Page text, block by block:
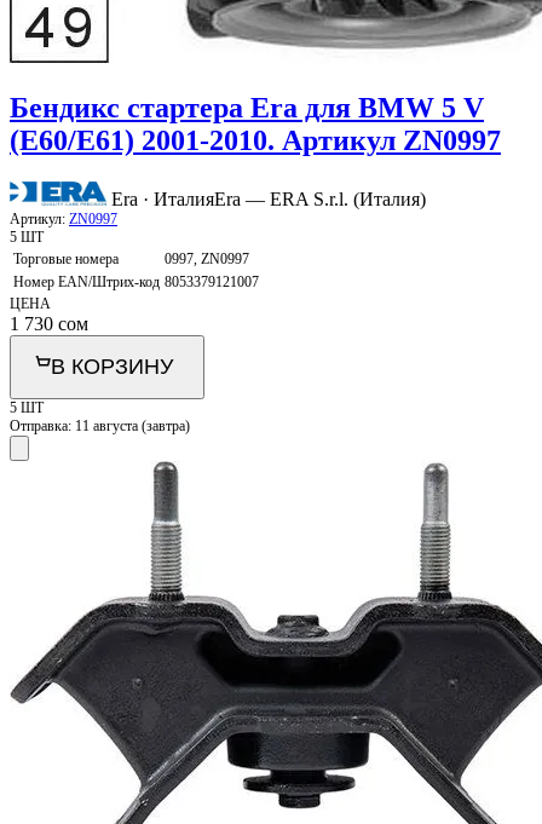
Бендикс стартера Era для BMW 5 V
(E60/E61) 2001-2010. Артикул ZN0997
Era · ИталияEra — ERA S.r.l. (Италия)
Артикул: ZN0997
5 ШТ
Торговые номера
0997, ZN0997
Номер EAN/Штрих-код 8053379121007
ЦЕНА
1 730 сом
В КОРЗИНУ
5 ШТ
Отправка: 11 августа (завтра)